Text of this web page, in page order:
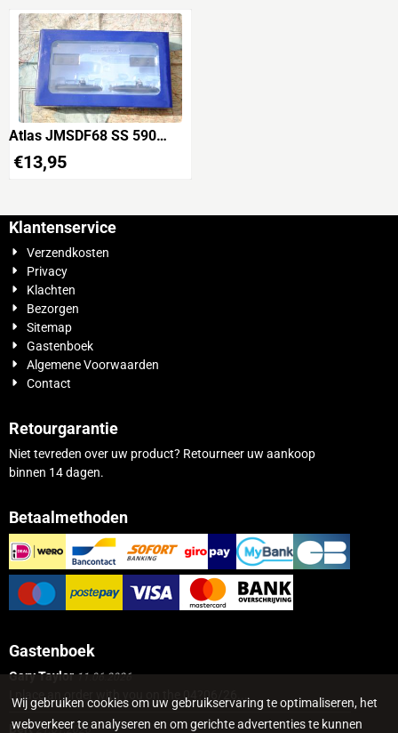
Atlas JMSDF68 SS 590
OYASHIO & SS 591
MICHISHIO Japan
€13,95
Klantenservice
Verzendkosten
Privacy
Klachten
Bezorgen
Sitemap
Gastenboek
Algemene Voorwaarden
Contact
Retourgarantie
Niet tevreden over uw product? Retourneer uw aankoop
binnen 14 dagen.
Betaalmethoden
Gastenboek
Gary Taylor 11.06.2026
I place an order with you on the 04?06/26...
Bert 21.01.2026
Wij gebruiken cookies om uw gebruikservaring te optimaliseren, het
webverkeer te analyseren en om gerichte advertenties te kunnen